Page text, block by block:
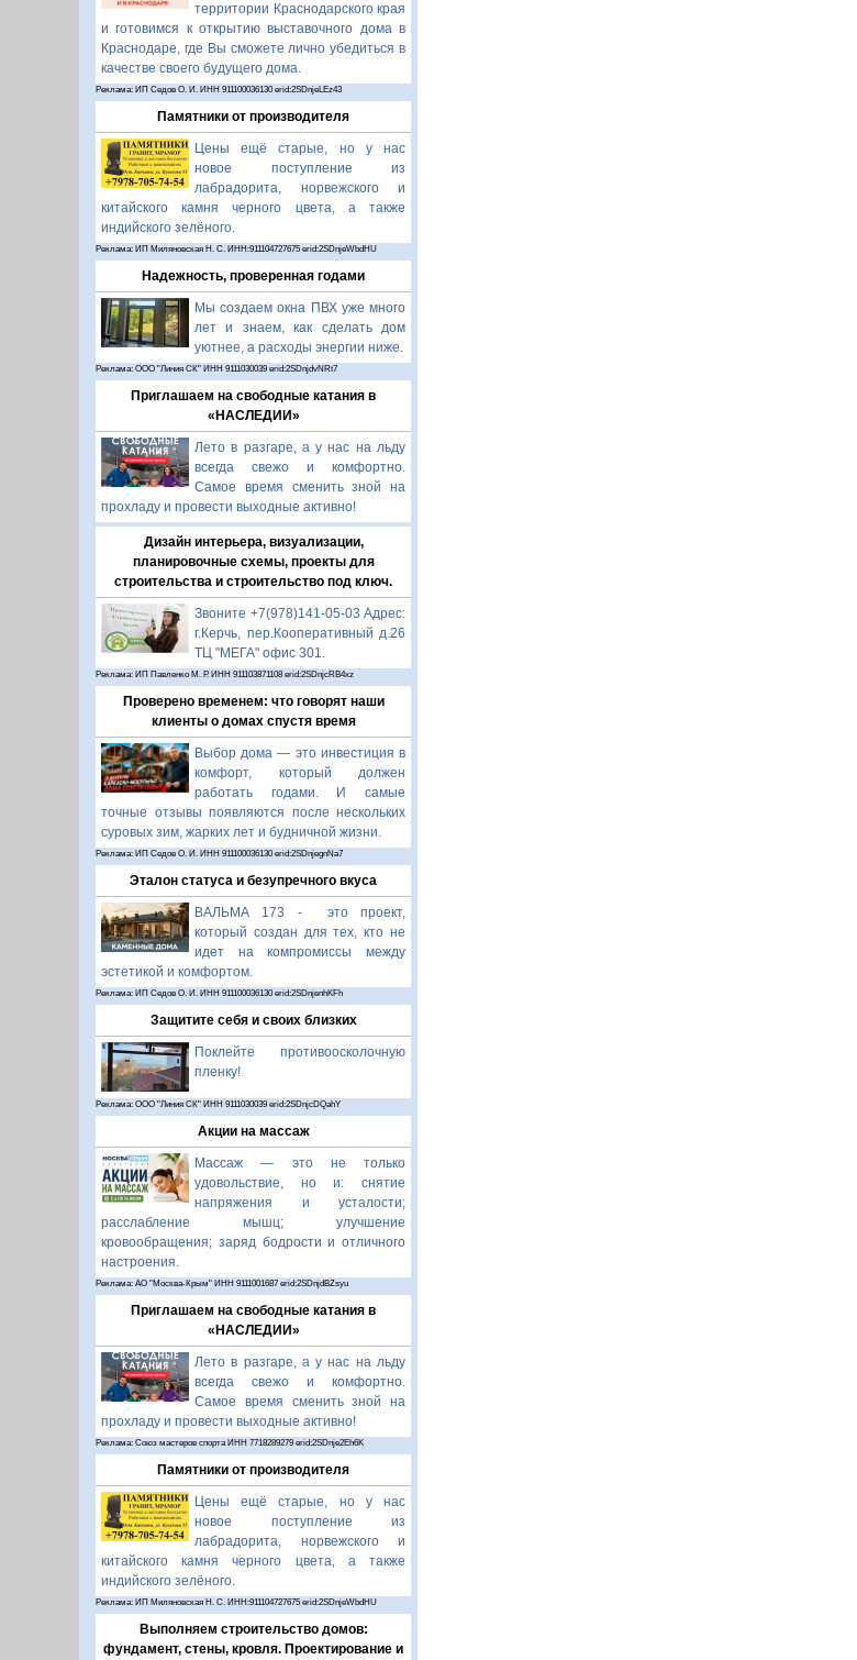
территории Краснодарского края
и готовимся к открытию выставочного дома в
Краснодаре, где Вы сможете лично убедиться в
качестве своего будущего дома.
Реклама: ИП Седов О. И. ИНН 911100036130 erid:2SDnjeLEz43
Памятники от производителя
Цены ещё старые, но у нас
новое поступление из
лабрадорита, норвежского и
китайского камня черного цвета, а также
индийского зелёного.
Реклама: ИП Миляновская Н. С. ИНН:911104727675 erid:2SDnjeWbdHU
Надежность, проверенная годами
Мы создаем окна ПВХ уже много
лет и знаем, как сделать дом
уютнее, а расходы энергии ниже.
Реклама: ООО "Линия СК" ИНН 9111030039 erid:2SDnjdvNRt7
Приглашаем на свободные катания в
«НАСЛЕДИИ»
Лето в разгаре, а у нас на льду
всегда свежо и комфортно.
Самое время сменить зной на
прохладу и провести выходные активно!
Дизайн интерьера, визуализации,
планировочные схемы, проекты для
строительства и строительство под ключ.
Звоните +7(978)141-05-03 Адрес:
г.Керчь, пер.Кооперативный д.26
ТЦ "МЕГА" офис 301.
Реклама: ИП Павленко М. Р. ИНН 911103871108 erid:2SDnjcRB4xz
Проверено временем: что говорят наши
клиенты о домах спустя время
Выбор дома — это инвестиция в
комфорт, который должен
работать годами. И самые
точные отзывы появляются после нескольких
суровых зим, жарких лет и будничной жизни.
Реклама: ИП Седов О. И. ИНН 911100036130 erid:2SDnjegnNa7
Эталон статуса и безупречного вкуса
ВАЛЬМА 173 - это проект,
который создан для тех, кто не
идет на компромиссы между
эстетикой и комфортом.
Реклама: ИП Седов О. И. ИНН 911100036130 erid:2SDnjenhKFh
Защитите себя и своих близких
Поклейте противоосколочную
пленку!
Реклама: ООО "Линия СК" ИНН 9111030039 erid:2SDnjcDQahY
Акции на массаж
Массаж — это не только
удовольствие, но и: снятие
напряжения и усталости;
расслабление мышц; улучшение
кровообращения; заряд бодрости и отличного
настроения.
Реклама: АО "Москва-Крым" ИНН 9111001687 erid:2SDnjdBZsyu
Приглашаем на свободные катания в
«НАСЛЕДИИ»
Лето в разгаре, а у нас на льду
всегда свежо и комфортно.
Самое время сменить зной на
прохладу и провести выходные активно!
Реклама: Союз мастеров спорта ИНН 7718289279 erid:2SDnje2Eh6K
Памятники от производителя
Цены ещё старые, но у нас
новое поступление из
лабрадорита, норвежского и
китайского камня черного цвета, а также
индийского зелёного.
Реклама: ИП Миляновская Н. С. ИНН:911104727675 erid:2SDnjeWbdHU
Выполняем строительство домов:
фундамент, стены, кровля. Проектирование и